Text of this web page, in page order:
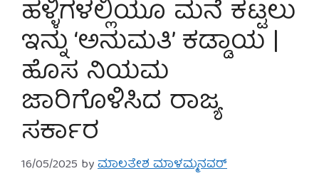
ಹಳ್ಳಿಗಳಲ್ಲಿಯೂ ಮನೆ ಕಟ್ಟಲು
ಇನ್ನು ‘ಅನುಮತಿ’ ಕಡ್ಡಾಯ |
ಹೊಸ ನಿಯಮ
ಜಾರಿಗೊಳಿಸಿದ ರಾಜ್ಯ
ಸರ್ಕಾರ
16/05/2025 byಮಾಲತೇಶ ಮಾಳಮ್ಮನವರ್